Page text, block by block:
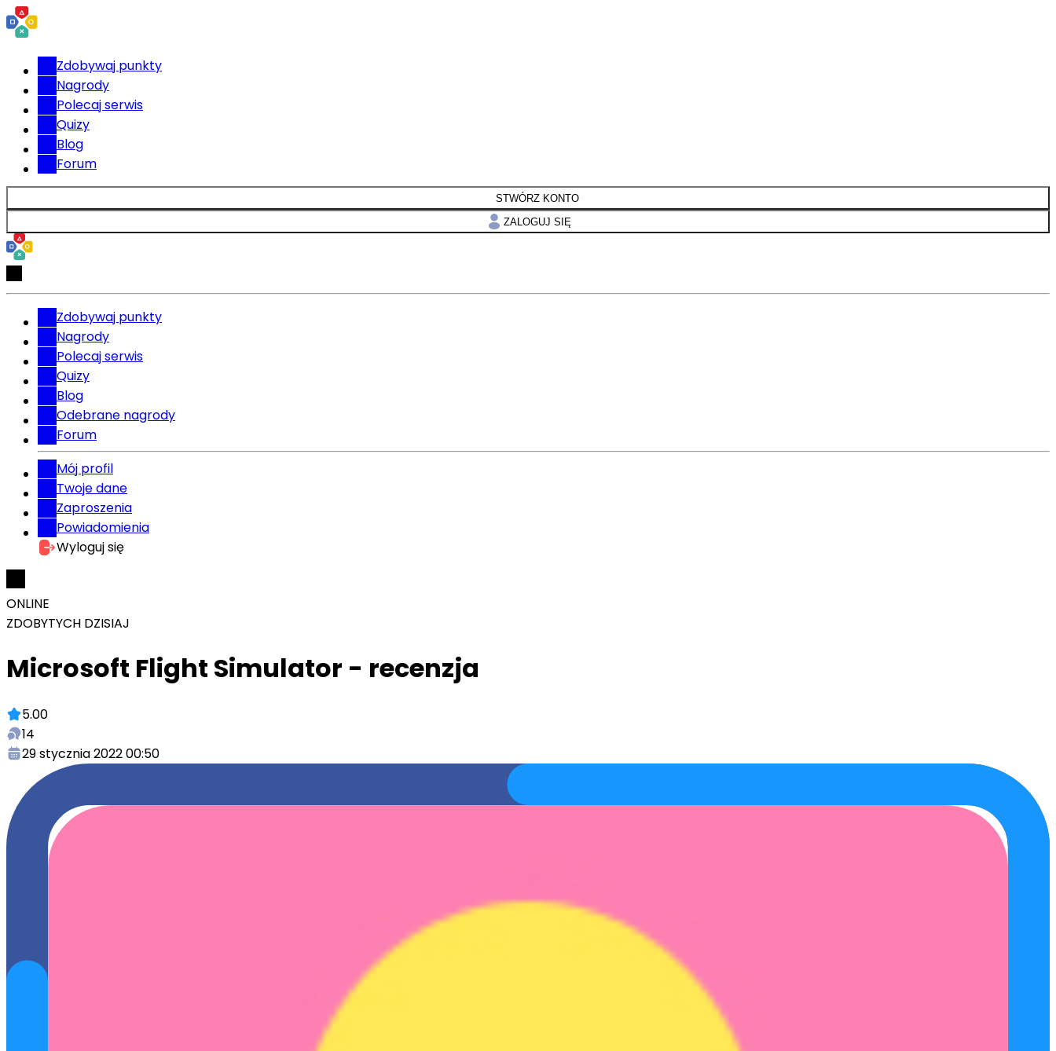
Zdobywaj punkty
Nagrody
Polecaj serwis
Quizy
Blog
Forum
STWÓRZ KONTO
ZALOGUJ SIĘ
Zdobywaj punkty
Nagrody
Polecaj serwis
Quizy
Blog
Odebrane nagrody
Forum
Mój profil
Twoje dane
Zaproszenia
Powiadomienia
Wyloguj się
ONLINE
ZDOBYTYCH DZISIAJ
Microsoft Flight Simulator - recenzja
5.00
14
29 stycznia 2022 00:50